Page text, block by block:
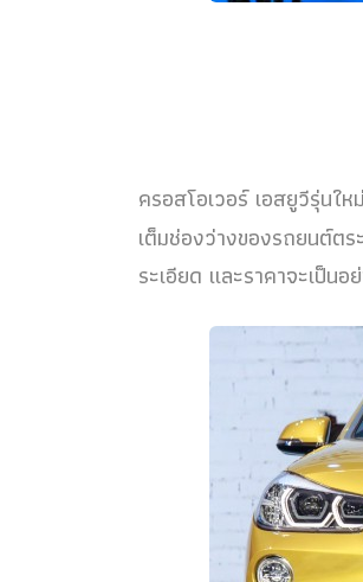
ครอสโอเวอร์ เอสยูวีรุ่นให
เต็มช่องว่างของรถยนต์ต
ระเอียด และราคาจะเป็นอ